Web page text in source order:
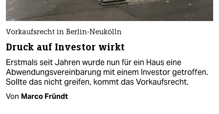
Vorkaufsrecht in Berlin-Neukölln
Druck auf Investor wirkt
Erstmals seit Jahren wurde nun für ein Haus eine
Abwendungsvereinbarung mit einem Investor getroffen.
Sollte das nicht greifen, kommt das Vorkaufsrecht.
Von Marco Fründt